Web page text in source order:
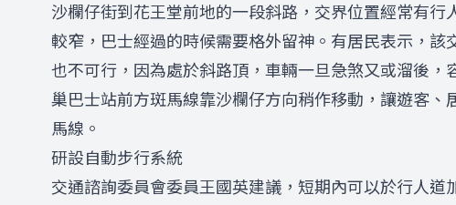
沙欄仔街到花王堂前地的一段斜路，交界位置經常有行
較窄，巴士經過的時候需要格外留神。有居民表示，該
也不可行，因為處於斜路頂，車輛一旦急煞又或溜後，
巢巴士站前方斑馬線靠沙欄仔方向稍作移動，讓遊客、
馬線。
研設自動步行系統
交通諮詢委員會委員王國英建議，短期內可以於行人道